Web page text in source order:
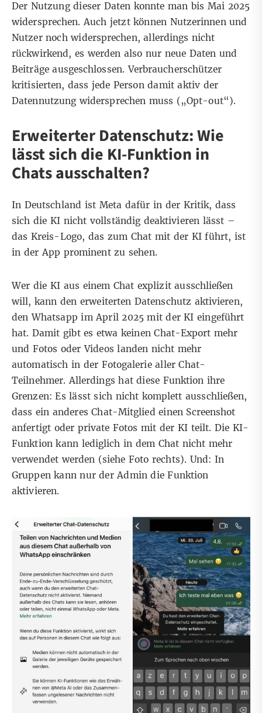
Der Nutzung dieser Daten konnte man bis Mai 2025
widersprechen. Auch jetzt können Nutzerinnen und
Nutzernoch widersprechen, allerdings nicht
rückwirkend, es werden also nur neue Daten und
Beiträge ausgeschlossen. Verbraucherschützer
kritisierten, dass jede Person damit aktiv der
Datennutzung widersprechen muss („Opt-out“).
Erweiterter Datenschutz: Wie
lässt sich die KI-Funktion in
Chats ausschalten?
In Deutschland ist Meta dafür in der Kritik, dass
sich die KI nicht vollständig deaktivieren lässt –
das Kreis-Logo, das zum Chat mit der KI führt, ist
in der App prominent zu sehen.
Wer die KI aus einem Chat explizit ausschließen
will, kann denerweiterten Datenschutz aktivieren,
denWhatsapp im April 2025mit der KI eingeführt
hat. Damit gibt es etwa keinen Chat-Export mehr
und Fotos oder Videos landen nicht mehr
automatisch in der Fotogalerie aller Chat-
Teilnehmer. Allerdingshat diese Funktion ihre
Grenzen: Es lässt sich nicht komplett ausschließen,
dass ein anderes Chat-Mitglied einen Screenshot
anfertigt oder private Fotos mit der KI teilt. Die KI-
Funktion kann lediglich in dem Chat nicht mehr
verwendet werden (siehe Foto rechts). Und: In
Gruppen kann nur der Admin die Funktion
aktivieren.